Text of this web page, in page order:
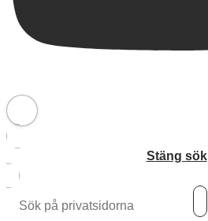
Stäng sök